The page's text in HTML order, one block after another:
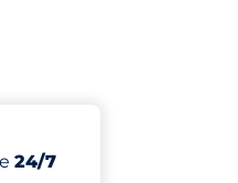
parkingowych:
liczba miejsc&nbsp
24/7